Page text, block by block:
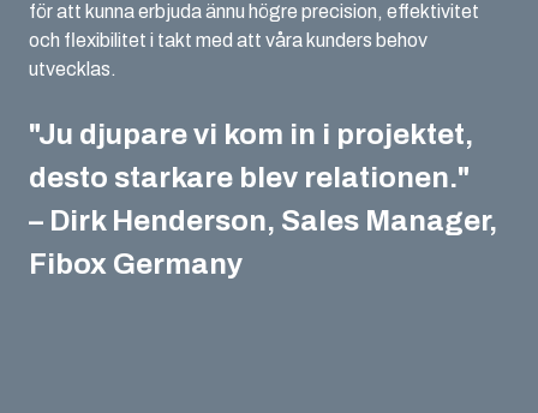
för att kunna erbjuda ännu högre precision, effektivitet
och flexibilitet i takt med att våra kunders behov
utvecklas.
"Ju djupare vi kom in i projektet,
desto starkare blev relationen."
– Dirk Henderson, Sales Manager,
Fibox Germany